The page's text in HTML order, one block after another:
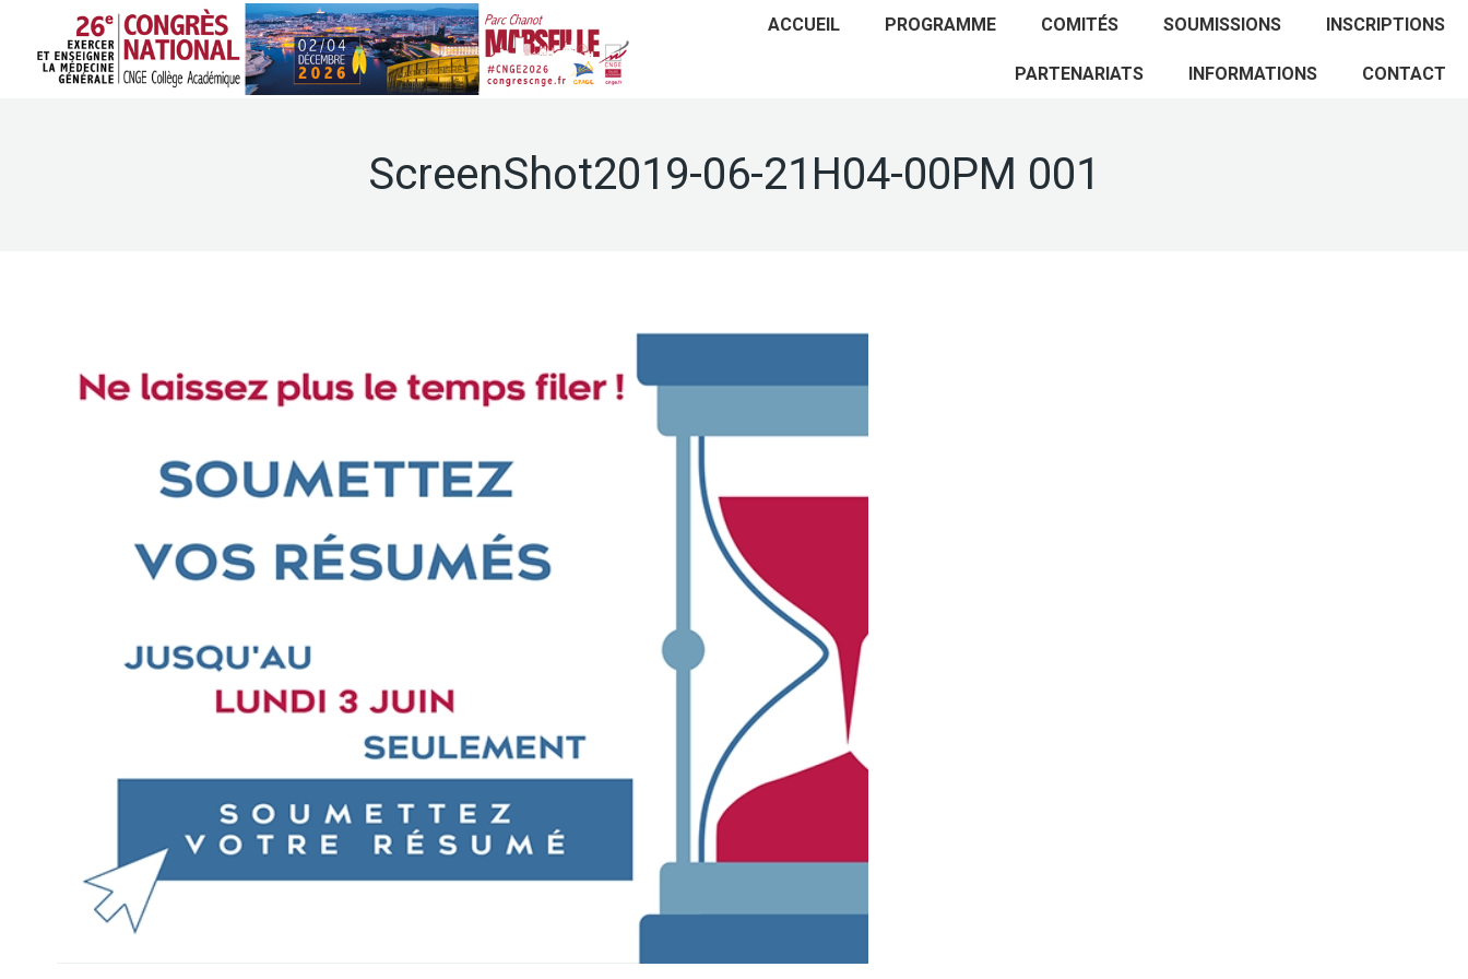
ACCUEIL PROGRAMME COMITÉS SOUMISSIONS INSCRIPTIONS
PARTENARIATS INFORMATIONS CONTACT
ScreenShot2019-06-21H04-00PM 001
ACCUEIL PROGRAMME COMITÉS
SOUMISSIONS INSCRIPTIONS PARTENARIATS